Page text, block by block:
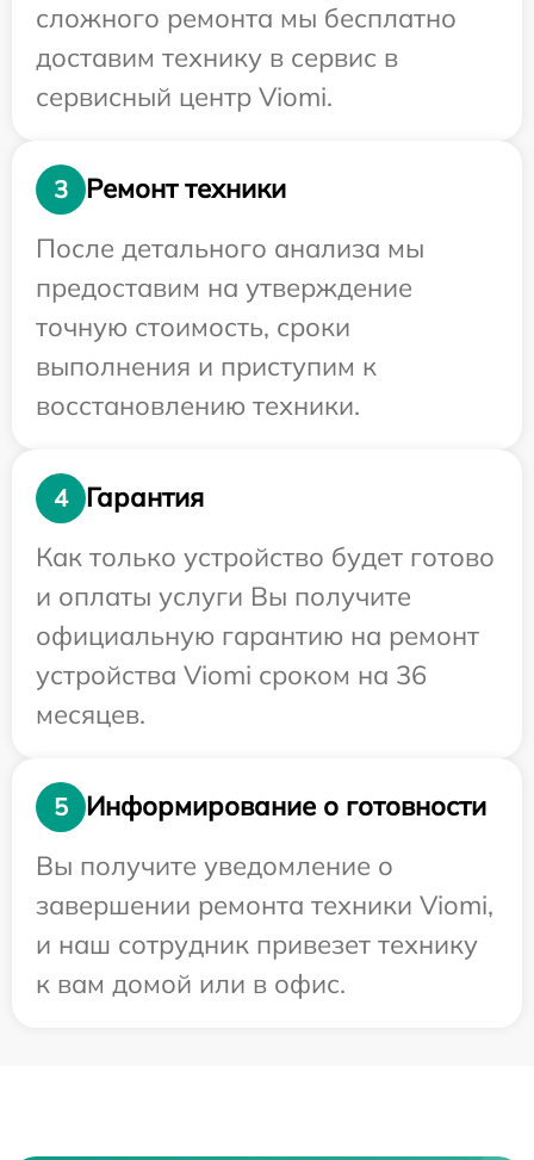
сложного ремонта мы бесплатно
доставим технику в сервис в
сервисный центр Viomi.
3
Ремонт техники
После детального анализа мы
предоставим на утверждение
точную стоимость, сроки
выполнения и приступим к
восстановлению техники.
4
Гарантия
Как только устройство будет готово
и оплаты услуги Вы получите
официальную гарантию на ремонт
устройства Viomi сроком на 36
месяцев.
5
Информирование о готовности
Вы получите уведомление о
завершении ремонта техники Viomi,
и наш сотрудник привезет технику
к вам домой или в офис.